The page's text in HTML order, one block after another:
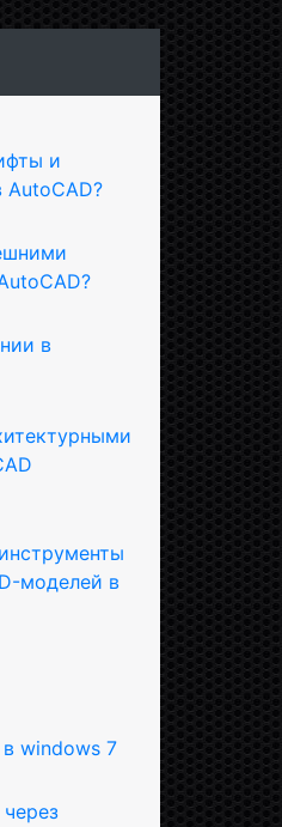
и
AutoCAD?
в
моделей в
windows 7